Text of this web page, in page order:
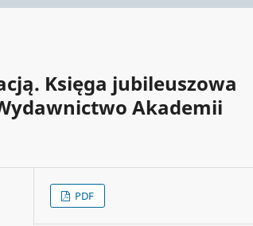
Księga jubileuszowa
Akademii
PDF